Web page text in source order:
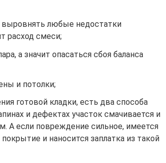
выровнять любые недостатки
расход смеси;
а значит опасаться сбоя баланса
и потолки;
готовой кладки, есть два способа
и дефектах участок смачивается и
А если повреждение сильное, имеется
и наносится заплатка из такой